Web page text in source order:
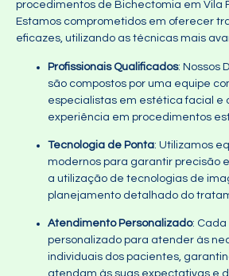
procedimentos de Bichectomia em Vila
Estamos comprometidos em oferecer
eficazes, utilizando as técnicas mais
Profissionais Qualificados: Nossos
são compostos por uma equipe
especialistas em estética facial e
experiência em procedimentos
Tecnologia de Ponta: Utilizamos
modernos para garantir precisão
a utilização de tecnologias de
planejamento detalhado do
Atendimento Personalizado:
personalizado para atender às
individuais dos pacientes,